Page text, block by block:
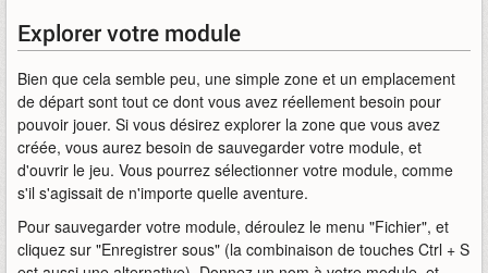
Explorer votre module
Bien que cela semble peu, une simple zone et un emplacement
de départ sont tout ce dont vous avez réellement besoin pour
pouvoir jouer. Si vous désirez explorer la zone que vous avez
créée, vous aurez besoin de sauvegarder votre module, et
d'ouvrir le jeu. Vous pourrez sélectionner votre module, comme
s'il s'agissait de n'importe quelle aventure.
Pour sauvegarder votre module, déroulez le menu "Fichier", et
cliquez sur "Enregistrer sous" (la combinaison de touches Ctrl + S